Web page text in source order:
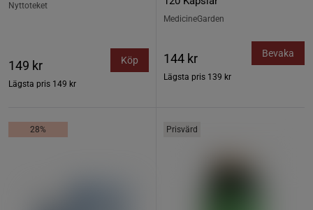
Nyttoteket
149 kr
Lägsta pris 149 kr
Köp
MedicineGarden
144 kr
Lägsta pris 139 kr
Bevaka
28% Prisvärd